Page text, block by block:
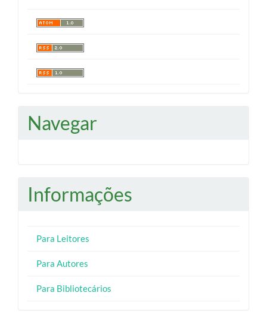
Navegar
Informações
Para Leitores
Para Autores
Para Bibliotecários